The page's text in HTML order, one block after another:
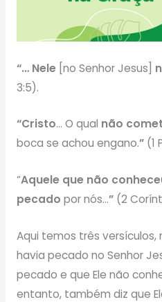
“… Nele [no Senhor Jesus]
3:5).
“Cristo… O qual não
boca se achou engano.”(1
“Aquele que não
pecado por nós…”(2
Aqui temos três versículos,
havia pecado no Senhor
pecado e que Ele não
entanto, também diz que